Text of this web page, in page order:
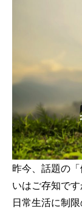
昨今、話題の
いはご存知で
日常生活に制